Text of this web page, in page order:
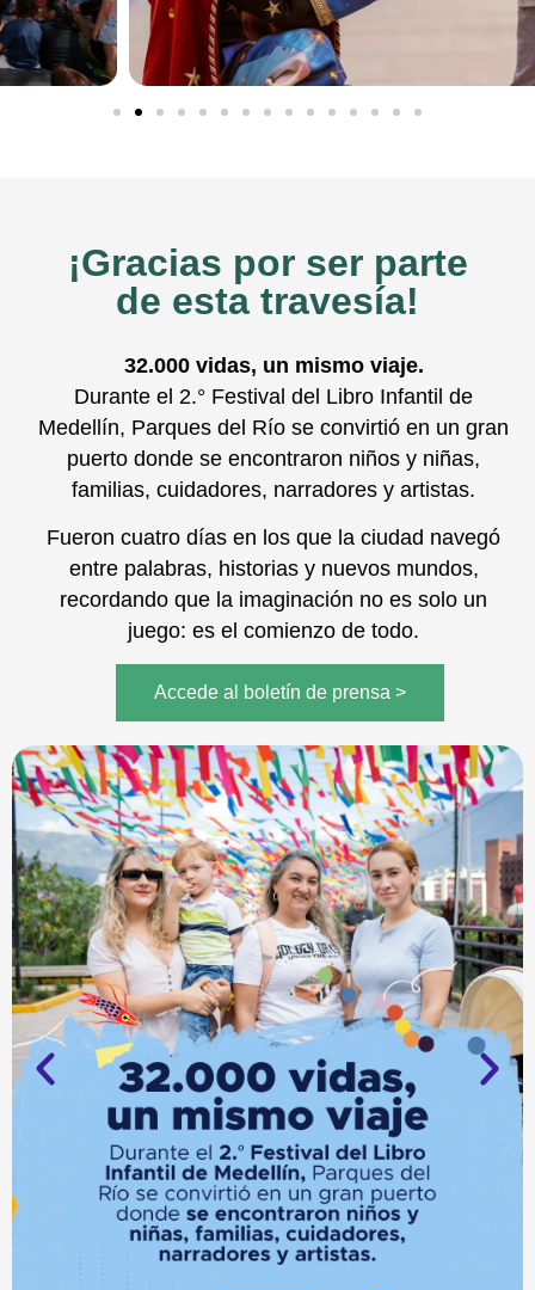
¡Gracias por ser parte
de esta travesía!
32.000 vidas, un mismo viaje.
Durante el 2.° Festival del Libro Infantil de
Medellín, Parques del Río se convirtió en un gran
puerto donde se encontraron niños y niñas,
familias, cuidadores, narradores y artistas.
Fueron cuatro días en los que la ciudad navegó
entre palabras, historias y nuevos mundos,
recordando que la imaginación no es solo un
juego: es el comienzo de todo.
Accede al boletín de prensa >